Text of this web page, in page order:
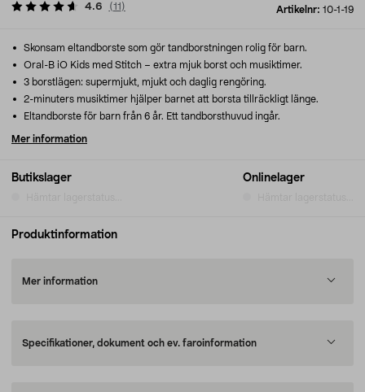
Artikelnr: 10-1-19
4.6 (11 )
Butikslager Onlinelager
Skonsam eltandborste som gör tandborstningen rolig för barn.
Oral-B iO Kids med Stitch – extra mjuk borst och musiktimer.
3 borstlägen: supermjukt, mjukt och daglig rengöring.
2-minuters musiktimer hjälper barnet att borsta tillräckligt länge.
Eltandborste för barn från 6 år. Ett tandborsthuvud ingår.
Mer information
Produktinformation
Mer information
Specifikationer, dokument och ev. faroinformation